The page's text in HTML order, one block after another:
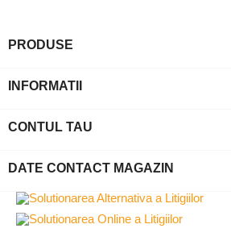
PRODUSE
INFORMATII
CONTUL TAU
DATE CONTACT MAGAZIN